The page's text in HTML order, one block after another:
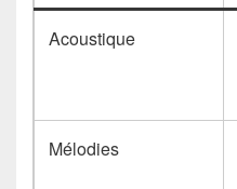
Acoustique
Mélodies